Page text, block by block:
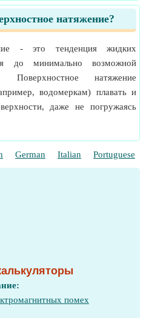
натяжение?
- это тенденция жидких
до минимально возможной
Поверхностное натяжение
водомеркам) плавать и
даже не погружаясь
German Italian Portuguese
помех